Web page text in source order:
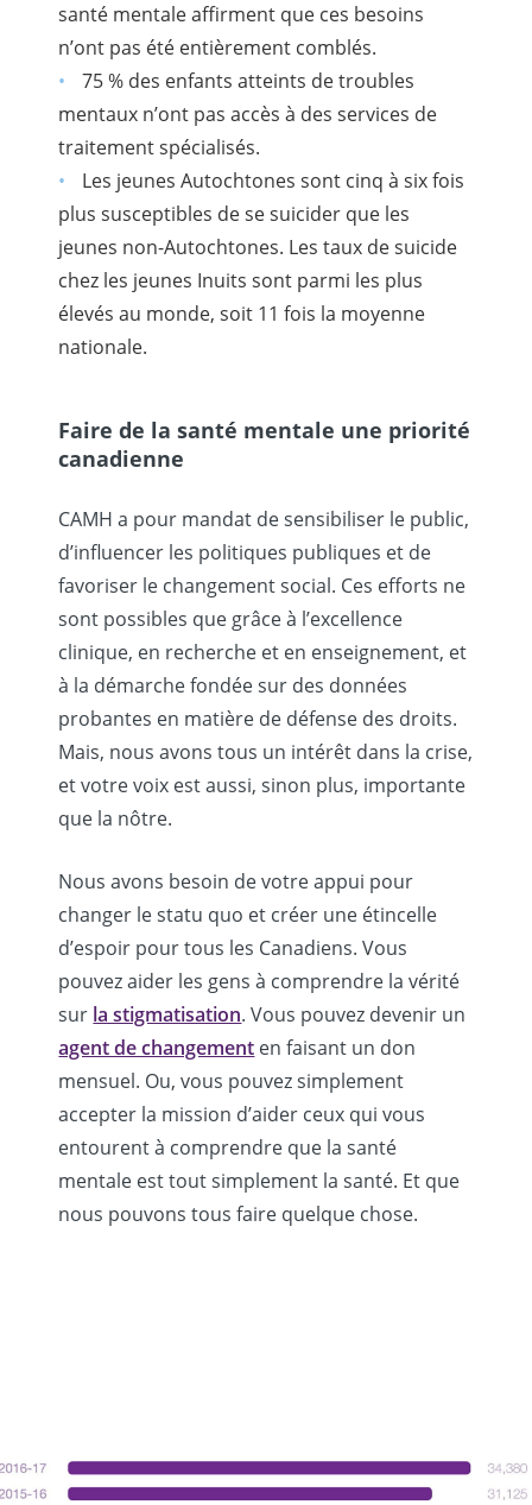
santé mentale affirment que ces besoins
n’ont pas été entièrement comblés.
75 % des enfants atteints de troubles
mentaux n’ont pas accès à des services de
traitement spécialisés.
Les jeunes Autochtones sont cinq à six fois
plus susceptibles de se suicider que les
jeunes non-Autochtones. Les taux de suicide
chez les jeunes Inuits sont parmi les plus
élevés au monde, soit 11 fois la moyenne
nationale.
Faire de la santé mentale une priorité
canadienne
CAMH a pour mandat de sensibiliser le public,
d’influencer les politiques publiques et de
favoriser le changement social. Ces efforts ne
sont possibles que grâce à l’excellence
clinique, en recherche et en enseignement, et
à la démarche fondée sur des données
probantes en matière de défense des droits.
Mais, nous avons tous un intérêt dans la crise,
et votre voix est aussi, sinon plus, importante
que la nôtre.
Nous avons besoin de votre appui pour
changer le statu quo et créer une étincelle
d’espoir pour tous les Canadiens. Vous
pouvez aider les gens à comprendre la vérité
sur la stigmatisation. Vous pouvez devenir un
agent de changement en faisant un don
mensuel. Ou, vous pouvez simplement
accepter la mission d’aider ceux qui vous
entourent à comprendre que la santé
mentale est tout simplement la santé. Et que
nous pouvons tous faire quelque chose.